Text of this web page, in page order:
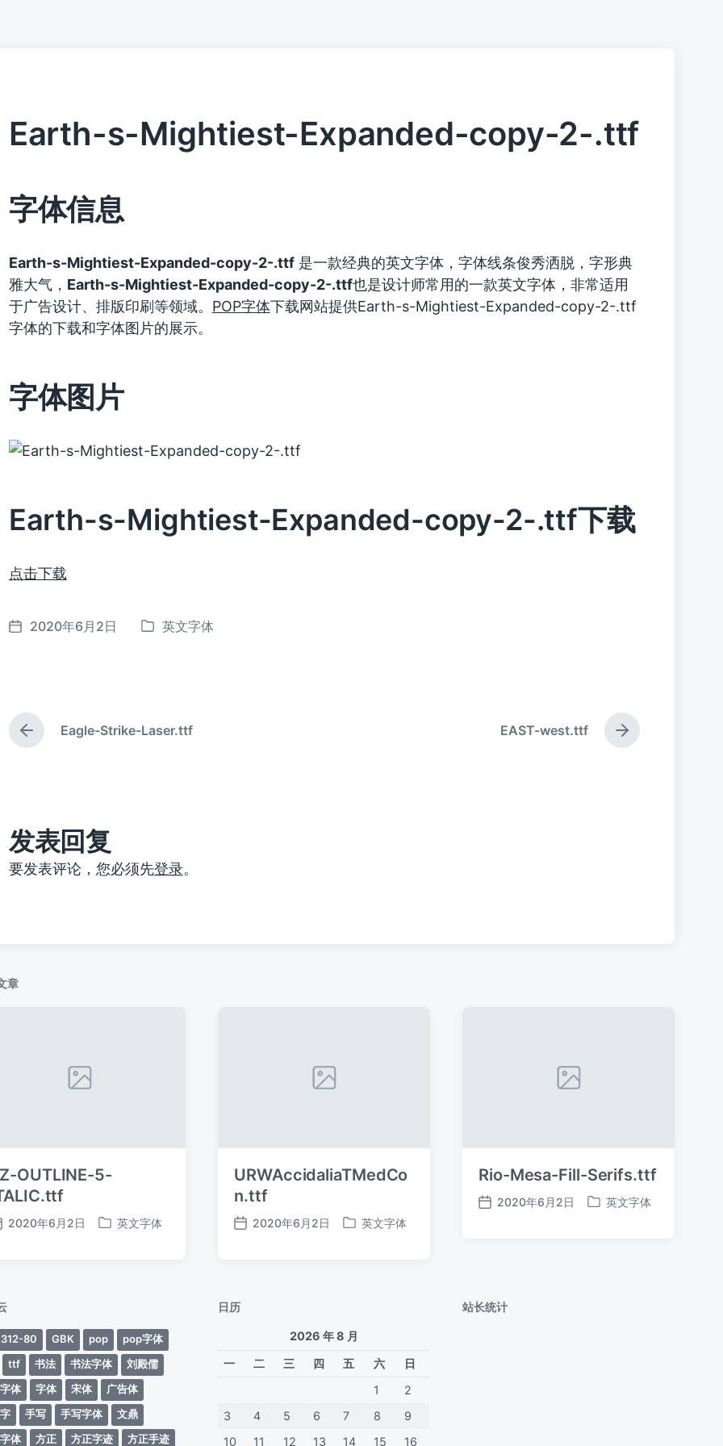
Earth-s-Mightiest-Expanded-copy-2-.ttf
字体信息
Earth-s-Mightiest-Expanded-copy-2-.ttf是一款经典的英文字体，字体线条俊秀洒脱，字形典
雅大气， Earth-s-Mightiest-Expanded-copy-2-.ttf也是设计师常用的一款英文字体，非常适用
于广告设计、排版印刷等领域。 POP字体下载网站提供Earth-s-Mightiest-Expanded-copy-2-.ttf
字体的下载和字体图片的展示。
字体图片
Earth-s-Mightiest-Expanded-copy-2-.ttf下载
点击下载
发
2020年6月2日
发
英文字体
上
篇
Eagle-Strike-Laser.ttf
下
篇
EAST-west.ttf
发表回复
要发表评论，您必须先登录。
章
OUTLINE-5-
2020年6月2日
发
英文字体
URWAccidaliaTMedCo
n.ttf
发
2020年6月2日
发
英文字体
Rio-Mesa-Fill-Serifs.ttf
发
2020年6月2日
发
英文字体
80 GBK pop
pop字体
ttf
书法 书法字体
刘殿儒
体
字体 宋体
广告体
手写 手写字体
文鼎
体
方正 方正字迹 方正手迹
日历
2026 年 8 月
一
二 三 四 五 六
日
1
2
3
4 5 6 7 8
9
10
11 12 13 14 15 16
站长统计